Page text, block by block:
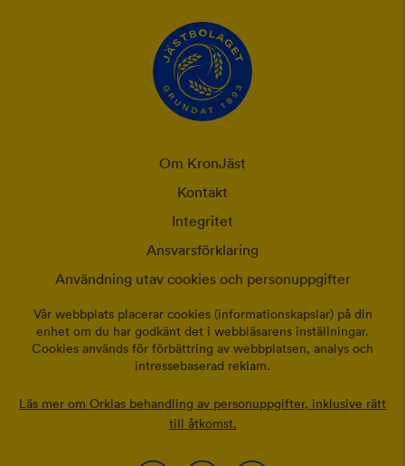
Namn
Om KronJäst
Kontakt
Integritet
Ansvarsförklaring
Användning utav cookies och personuppgifter
Vår webbplats placerar cookies (informationskapslar) på din
enhet om du har godkänt det i webbläsarens inställningar.
Cookies används för förbättring av webbplatsen, analys och
intressebaserad reklam.
Läs mer om Orklas behandling av personuppgifter, inklusive rätt
till åtkomst.